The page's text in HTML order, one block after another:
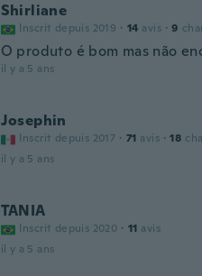
Shirliane
Inscrit depuis 2019 · 14 avis · 9
O produto é bom mas não
il y a 5 ans
Josephin
Inscrit depuis 2017 · 71 avis · 18
il y a 5 ans
TANIA
Inscrit depuis 2020 · 11 avis
il y a 5 ans